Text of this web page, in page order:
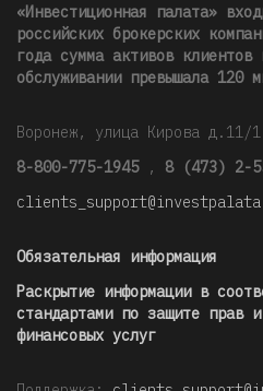
«Инвестиционная палата»
российских брокерских
года сумма активов клиентов
обслуживании превышала 120
Воронеж, улица Кирова д.11/1
8-800-775-1945 , 8 (473) 2-
Обязательная информация
Раскрытие информации в
стандартами по защите прав
финансовых услуг